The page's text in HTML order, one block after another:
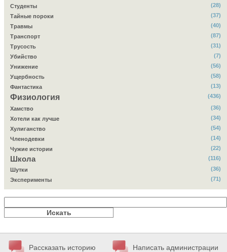
Студенты
(28)
Тайные пороки
(37)
Травмы
(40)
Транспорт
(87)
Трусость
(31)
Убийство
(7)
Унижение
(56)
Ущербность
(58)
Фантастика
(13)
Физиология (436)
Хамство
(36)
Хотели как лучше
(34)
Хулиганство
(54)
Членодевки
(14)
Чужие истории
(22)
Школа
(116)
Шутки
(36)
Эксперименты
(71)
Рассказать историю Написать администрации